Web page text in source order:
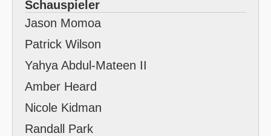
Schauspieler
Jason Momoa
Patrick Wilson
Yahya Abdul-Mateen II
Amber Heard
Nicole Kidman
Randall Park